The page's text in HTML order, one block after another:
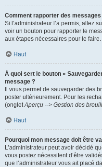
Comment rapporter des
Si l’administrateur l’a permis, allez
voir un bouton pour rapporter le
aux étapes nécessaires pour le faire.
Haut
À quoi sert le bouton «
message ?
Il vous permet de sauvegarder des
poster ultérieurement. Pour les
(ongletAperçu --> Gestion des
Haut
Pourquoi mon message doit être
L’administrateur peut avoir décidé
vous postez nécessitent d’être
que l’administrateur vous ait placé